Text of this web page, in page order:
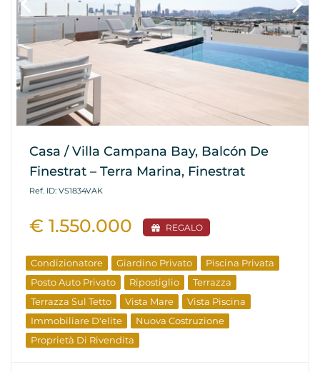
Casa / Villa Campana Bay, Balcón De
Finestrat – Terra Marina, Finestrat
Ref. ID: VS1834VAK
€ 1.550.000 REGALO
Condizionatore Giardino Privato
Piscina Privata
Posto Auto Privato
Ripostiglio
Terrazza
Terrazza Sul Tetto
Vista Mare
Vista Piscina
Immobiliare D'elite
Nuova Costruzione
Proprietà Di Rivendita